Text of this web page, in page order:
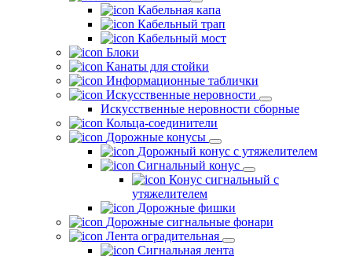
Кабельная капа
Кабельный трап
Кабельный мост
Блоки
Канаты для стойки
Информационные таблички
Искусственные неровности
Искусственные неровности сборные
Кольца-соединители
Дорожные конусы
Дорожный конус с утяжелителем
Сигнальный конус
Конус сигнальный с
утяжелителем
Дорожные фишки
Дорожные сигнальные фонари
Лента оградительная
Сигнальная лента